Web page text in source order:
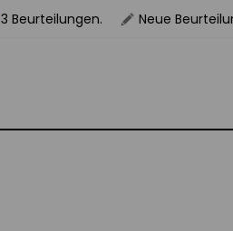
3 Beurteilungen. Neue